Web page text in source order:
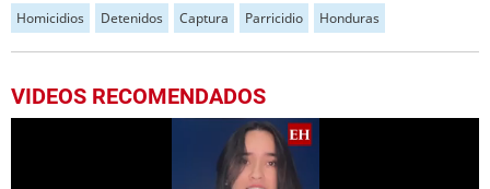
Homicidios Detenidos Captura Parricidio Honduras
VIDEOS RECOMENDADOS